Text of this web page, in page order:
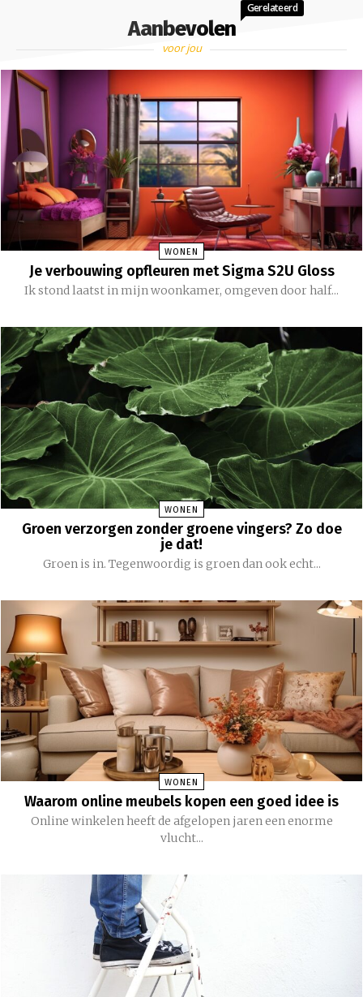
Aanbevolen
Gerelateerd
voor jou
WONEN
Je verbouwing opfleuren met Sigma S2U Gloss
Ik stond laatst in mijn woonkamer, omgeven door half...
WONEN
Groen verzorgen zonder groene vingers? Zo doe
je dat!
Groen is in. Tegenwoordig is groen dan ook echt...
WONEN
Waarom online meubels kopen een goed idee is
Online winkelen heeft de afgelopen jaren een enorme
vlucht...